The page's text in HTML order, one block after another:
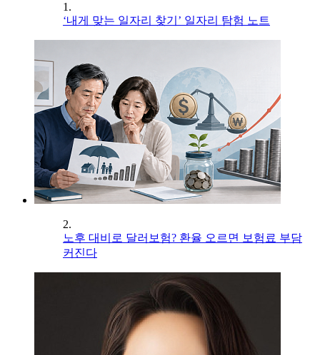
1.
‘내게 맞는 일자리 찾기’ 일자리 탐험 노트
2.
노후 대비로 달러보험? 환율 오르면 보험료 부담
커진다